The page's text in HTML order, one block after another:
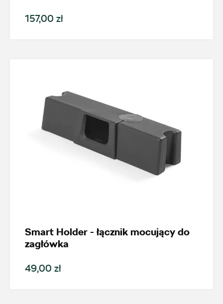
157,00 zł
Smart Holder - łącznik mocujący do
zagłówka
49,00 zł
Wybierz dealera obsługującego
Twoje zapytanie